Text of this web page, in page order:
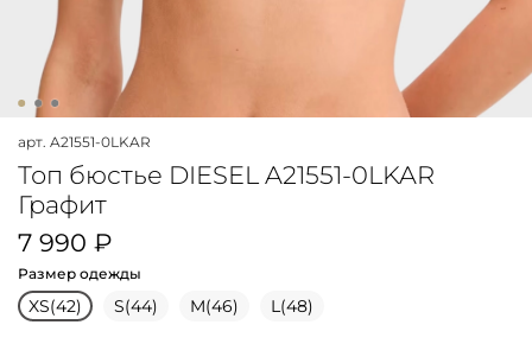
арт. A21551-0LKAR
Топ бюстье DIESEL A21551-0LKAR
Графит
7 990 ₽
Размер одежды
XS(42) S(44) M(46) L(48)